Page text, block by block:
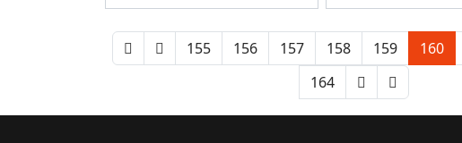
155 156 157 158 159 160
164